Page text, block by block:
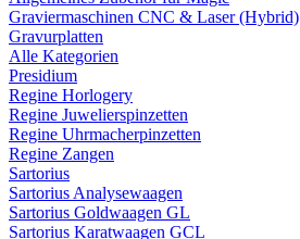
Graviermaschinen CNC & Laser (Hybrid)
Gravurplatten
Alle Kategorien
Presidium
Regine Horlogery
Regine Juwelierspinzetten
Regine Uhrmacherpinzetten
Regine Zangen
Sartorius
Sartorius Analysewaagen
Sartorius Goldwaagen GL
Sartorius Karatwaagen GCL